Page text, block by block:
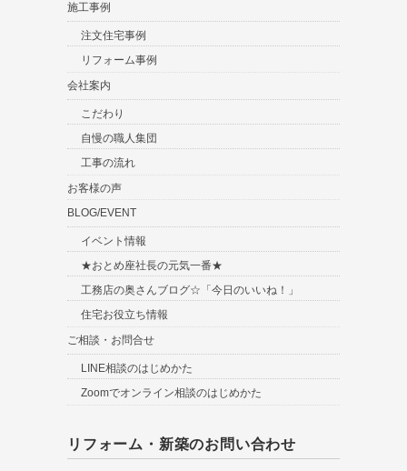
施工事例
注文住宅事例
リフォーム事例
会社案内
こだわり
自慢の職人集団
工事の流れ
お客様の声
BLOG/EVENT
イベント情報
★おとめ座社長の元気一番★
工務店の奥さんブログ☆「今日のいいね！」
住宅お役立ち情報
ご相談・お問合せ
LINE相談のはじめかた
Zoomでオンライン相談のはじめかた
リフォーム・新築のお問い合わせ